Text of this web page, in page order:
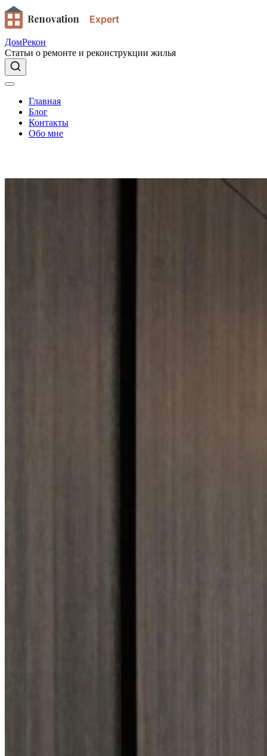
Renovation Expert
ДомРекон
Статьи о ремонте и реконструкции жилья
Главная
Блог
Контакты
Обо мне